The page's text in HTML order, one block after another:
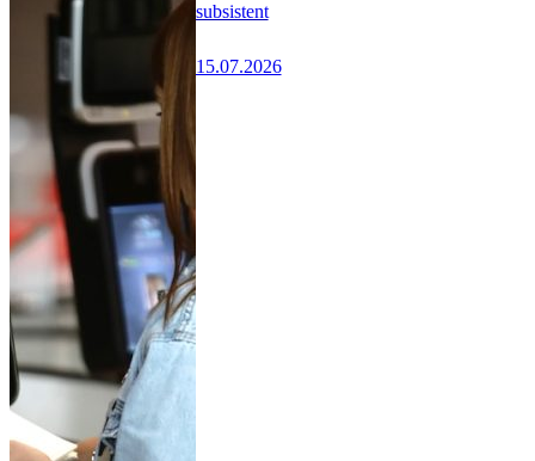
subsistent
15.07.2026